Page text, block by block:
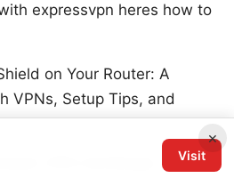
expressvpn heres how to
on Your Router: A
VPNs, Setup Tips, and
VPN Certificate: Quick
×
Visit